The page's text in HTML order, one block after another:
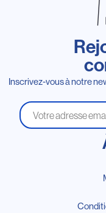
Inscrivez-vous à notre